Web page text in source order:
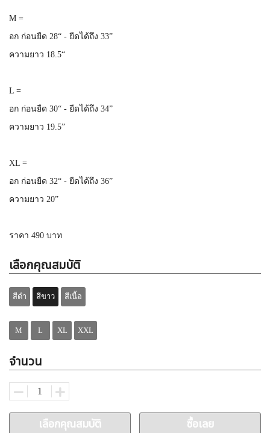
M =
อก ก่อนยืด 28“ - ยืดได้ถึง 33”
ความยาว 18.5“
L =
อก ก่อนยืด 30“ - ยืดได้ถึง 34”
ความยาว 19.5”
XL =
อก ก่อนยืด 32“ - ยืดได้ถึง 36”
ความยาว 20”
ราคา 490 บาท
เลือกคุณสมบัติ
สีดำ สีขาว สีเนื้อ
M L XL XXL
จำนวน
เลือกคุณสมบัติ ซื้อเลย